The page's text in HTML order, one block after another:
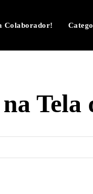
Colaborador!
Tela